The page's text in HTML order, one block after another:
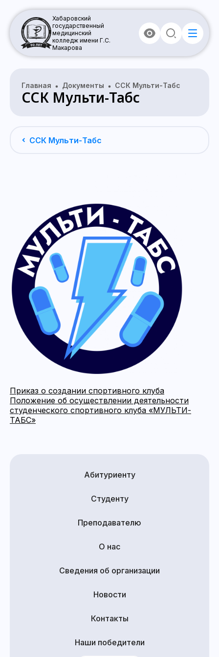
Хабаровский
государственный
медицинский
колледж имени Г.С.
Макарова
Главная Документы ССК Мульти-Табс
ССК Мульти-Табс
ССК Мульти-Табс
Приказ о создании спортивного клуба
Положение об осуществлении деятельности
студенческого спортивного клуба «МУЛЬТИ-
ТАБС»
Абитуриенту
Студенту
Преподавателю
О нас
Сведения об организации
Новости
Контакты
Наши победители